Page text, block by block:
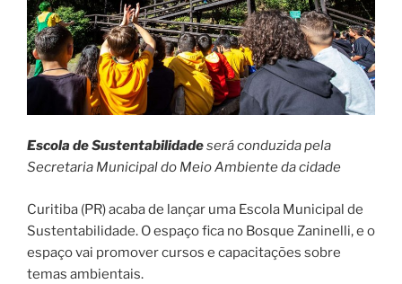
Escola de Sustentabilidadeserá conduzida pela
Secretaria Municipal do Meio Ambiente da cidade
Curitiba (PR) acaba de lançar uma Escola Municipal de
Sustentabilidade. O espaço fica no Bosque Zaninelli, e o
espaço vai promover cursos e capacitações sobre
temas ambientais.